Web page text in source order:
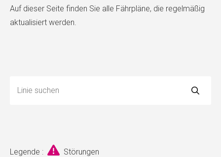
Auf dieser Seite finden Sie alle Fährpläne, die regelmäßig
aktualisiert werden.
Legende : Störungen